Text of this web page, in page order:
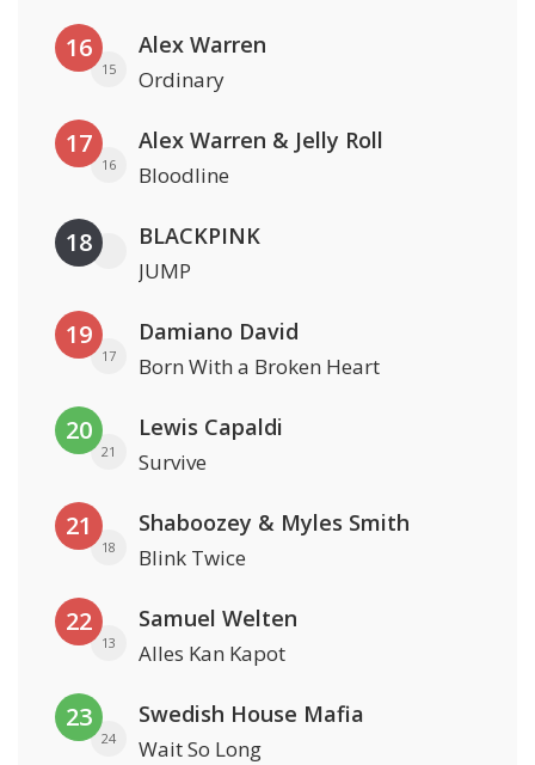
16
15
Alex Warren
Ordinary
17
16
Alex Warren & Jelly Roll
Bloodline
18 BLACKPINK
JUMP
19
17
Damiano David
Born With a Broken Heart
20
21
Lewis Capaldi
Survive
21
18
Shaboozey & Myles Smith
Blink Twice
22
13
Samuel Welten
Alles Kan Kapot
23
24
Swedish House Mafia
Wait So Long